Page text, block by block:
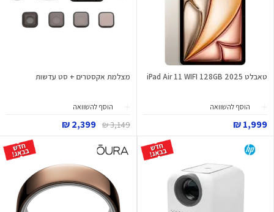
טאבלט iPad Air 11 WIFI 128GB 2025
הוסף להשוואה
1,999 ₪
מצלמת אקסטרים + סט עדשות
הוסף להשוואה
3,149 ₪
2,399 ₪